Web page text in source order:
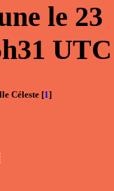
le 23
UTC
Céleste[1]